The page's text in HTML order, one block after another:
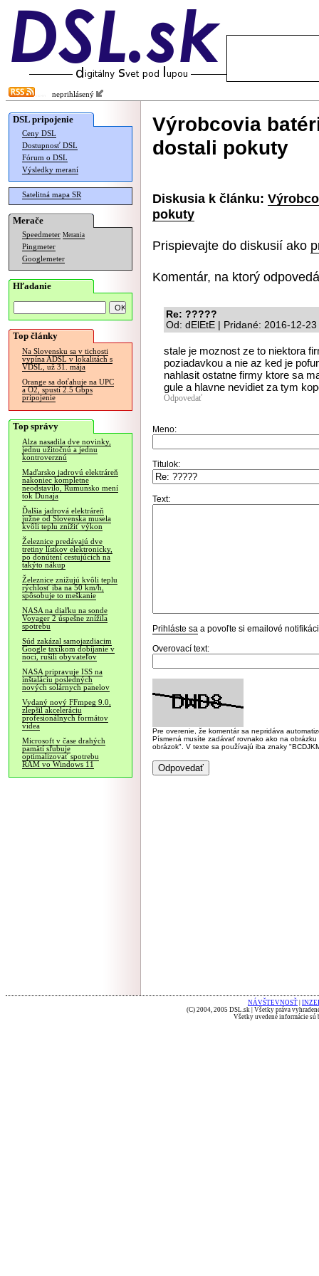
neprihlásený
DSL pripojenie
Ceny DSL
Dostupnosť DSL
Fórum o DSL
Výsledky meraní
Satelitná mapa SR
Merače
Speedmeter Merania
Pingmeter
Googlemeter
Hľadanie
Top články
Na Slovensku sa v tichosti
vypína ADSL v lokalitách s
VDSL, už 31. mája
Orange sa doťahuje na UPC
a O2, spustí 2.5 Gbps
pripojenie
Top správy
Alza nasadila dve novinky,
jednu užitočnú a jednu
kontroverznú
Maďarsko jadrovú elektráreň
nakoniec kompletne
neodstavilo, Rumunsko mení
tok Dunaja
Ďalšia jadrová elektráreň
južne od Slovenska musela
kvôli teplu znížiť výkon
Železnice predávajú dve
tretiny lístkov elektronicky,
po donútení cestujúcich na
takýto nákup
Železnice znižujú kvôli teplu
rýchlosť iba na 50 km/h,
spôsobuje to meškanie
NASA na diaľku na sonde
Voyager 2 úspešne znížila
spotrebu
Súd zakázal samojazdiacim
Google taxíkom dobíjanie v
noci, rušili obyvateľov
NASA pripravuje ISS na
inštaláciu posledných
nových solárnych panelov
Vydaný nový FFmpeg 9.0,
zlepšil akceleráciu
profesionálnych formátov
videa
Microsoft v čase drahých
pamätí sľubuje
optimalizovať spotrebu
RAM vo Windows 11
Výrobcovia
dostali pokuty
Diskusia k článku:
pokuty
Prispievajte do diskusií ako
Komentár, na ktorý
Re: ?????
Od: dElEtE | Pridané: 2016-12-
stale je moznost ze to niektora
poziadavkou a nie az ked je
nahlasit ostatne firmy ktore sa
gule a hlavne nevidiet za tym
Odpovedať
Meno:
Titulok:
Text:
Prihláste sa a povoľte si emailové
Overovací text:
Pre overenie, že komentár sa nepridáva
Písmená musíte zadávať rovnako ako na
obrázok". V texte sa používajú iba znaky
NÁVŠTEVNOSŤ
(C) 2004, 2005 DSL.sk | Všetky práva
Všetky uvedené informácie sú